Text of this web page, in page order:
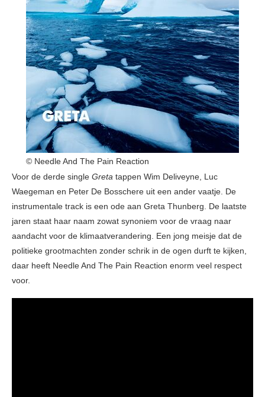
© Needle And The Pain Reaction
Voor de derde single Greta tappen Wim Deliveyne, Luc
Waegeman en Peter De Bosschere uit een ander vaatje. De
instrumentale track is een ode aan Greta Thunberg. De laatste
jaren staat haar naam zowat synoniem voor de vraag naar
aandacht voor de klimaatverandering. Een jong meisje dat de
politieke grootmachten zonder schrik in de ogen durft te kijken,
daar heeft Needle And The Pain Reaction enorm veel respect
voor.